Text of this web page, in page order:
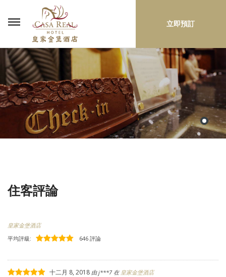
立即預訂
住客評論
皇家金堡酒店
平均評級:
646 評論
十二月 8, 2018 由j***7在 皇家金堡酒店